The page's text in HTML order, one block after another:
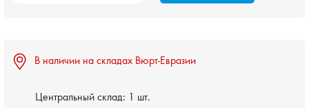
В наличии на складах Вюрт-Евразии
Центральный склад: 1 шт.